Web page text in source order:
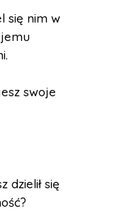
się nim w
swoje
dzielił się